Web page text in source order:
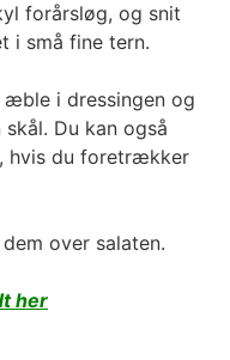
forårsløg, og snit
i små fine tern.
i dressingen og
Du kan også
hvis du foretrækker
over salaten.
her